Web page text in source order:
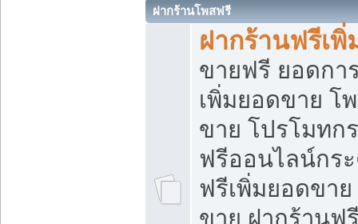
ฝากร้านโพสฟรี
ฝากร้านฟรีเ
ขายฟรี ยอดกา
เพิ่มยอดขาย โ
ขาย โปรโมทก
ฟรีออนไลน์กร
ฟรีเพิ่มยอดขา
ขาย ฝากร้านฟ